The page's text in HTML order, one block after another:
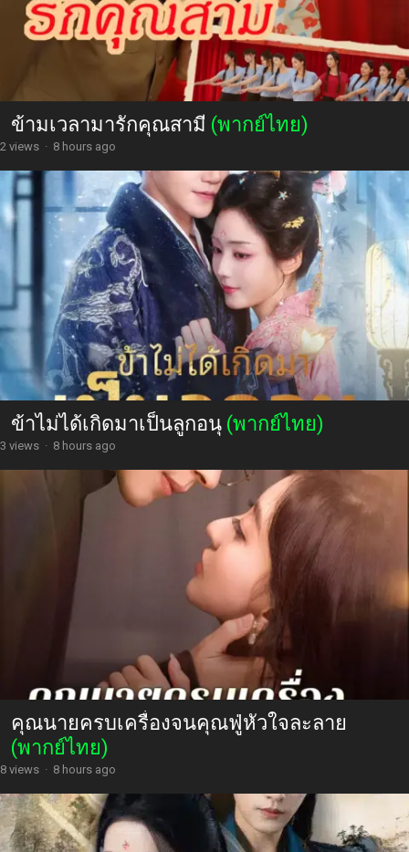
ข้ามเวลามารักคุณสามี (พากย์ไทย)
2 views · 8 hours ago
ข้าไม่ได้เกิดมาเป็นลูกอนุ (พากย์ไทย)
3 views · 8 hours ago
คุณนายครบเครื่องจนคุณฟู่หัวใจละลาย
(พากย์ไทย)
8 views · 8 hours ago